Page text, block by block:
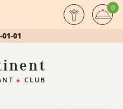
01-01
0
● CLUB